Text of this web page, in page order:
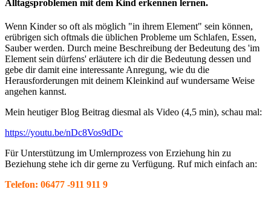
Alltagsproblemen mit dem Kind erkennen lernen.
Wenn Kinder so oft als möglich "in ihrem Element" sein können,
erübrigen sich oftmals die üblichen Probleme um Schlafen, Essen,
Sauber werden. Durch meine Beschreibung der Bedeutung des 'im
Element sein dürfens' erläutere ich dir die Bedeutung dessen und
gebe dir damit eine interessante Anregung, wie du die
Herausforderungen mit deinem Kleinkind auf wundersame Weise
angehen kannst.
Mein heutiger Blog Beitrag diesmal als Video (4,5 min), schau mal:
https://youtu.be/nDc8Vos9dDc
Für Unterstützung im Umlernprozess von Erziehung hin zu
Beziehung stehe ich dir gerne zu Verfügung. Ruf mich einfach an:
Telefon: 06477 -911 911 9